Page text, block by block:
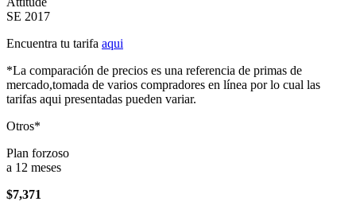
SE 2017
Encuentra tu tarifa aqui
*La comparación de precios es una referencia de primas de
mercado,tomada de varios compradores en línea por lo cual las
tarifas aqui presentadas pueden variar.
Otros*
Plan forzoso
a 12 meses
$7,371